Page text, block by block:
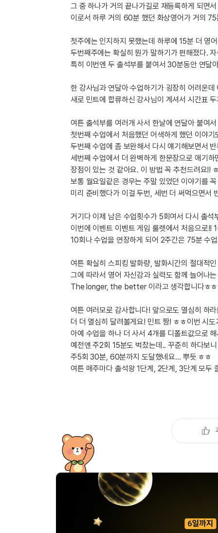
업적 트로피&퀘스트 업적 트로피
퀘스트
퀘스트
퀘스트
업적 트로피
업적 트로피
업적 트로피
업적 트로피
[도전]이디엄퀴즈
[도전]이디엄퀴즈
[도전]이디엄퀴즈
[도전]어휘퀴즈 새글
[도전]어휘퀴즈 새글
[도전]어휘퀴즈
[도전]어휘퀴즈
[도전]어휘퀴즈새글
[도전]어휘퀴즈
[도전]어휘퀴즈 새글
[도전]어휘퀴즈
유용한영어표현
유용한영어표현
유용한영어표현
유용한영어표현
유용한영어표현
유용한영어표현
유용한영어표현
유용한영어표현
그 중 하나가 거의 끝나가길로 재등록하게 되면
이로서 하루 거의 60분 했던 화상영어가 거의
첫주에는 인지하지 못했는데 하루에 15분 더 영
두번째주에는 확실히 뭔가 말하기가 편해졌다.
특히 이번엔 두 출석부를 붙여서 30분동안 연달
한 강사님과 연달아 수업하기가 굉장히 어려운데
새로 민트에 합류하신 강사님이 계셔서 시간표
여튼 출석부를 여러개 사서 한날에 연달아 붙여
첫번째 수업에서 처음했던 어색하게 했던 이야기
두번째 수업에 좀 보완해서 다시 얘기해보면서
세번째 수업에서 더 완벽하게 한문장으로 애기
장점이 있는 것 같아요. 이 방법 꼭 추천드려요!!
보통 월요일같은 경우는 주말 있었던 이야기를
미리 준비했다가 이걸 두번, 세번 더 써먹으면서
거기다 이제 남은 수업횟수가 5회여서 다시 출
이번에 이벤트 이벤트 게임 룰렛에서 처음으로!!
10회나 수업을 연장하게 되어 2주간은 75분 수
여튼 확실히 스피킹 발화량, 발화시간의 절대적
그에 따라서 영어 자신감과 실력도 함께 늘어나
The longer, the better 이라고 생각합니다ㅎㅎ
여튼 여러모로 감사합니다! 앞으로도 열심히 하
더 더 열심히 달려볼게요! 민트 짱! ㅎㅎ이번 시도
아예 수업을 하나 더 사서 4개를 디폴트값으로
예전엔 주2회 15분도 벅찼는데.. 꾸준히 하다보
주5회 30분, 60분까지 도달했네요... 뿌듯 ㅎㅎ
여튼 매주마다 출석왕 1단계, 2단계, 3단계 모두